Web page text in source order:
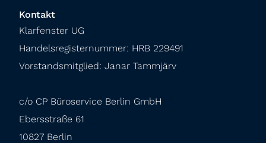
Kontakt
Klarfenster UG
Handelsregisternummer: HRB 229491
Vorstandsmitglied: Janar Tammjärv
c/o CP Büroservice Berlin GmbH
Ebersstraße 61
10827 Berlin